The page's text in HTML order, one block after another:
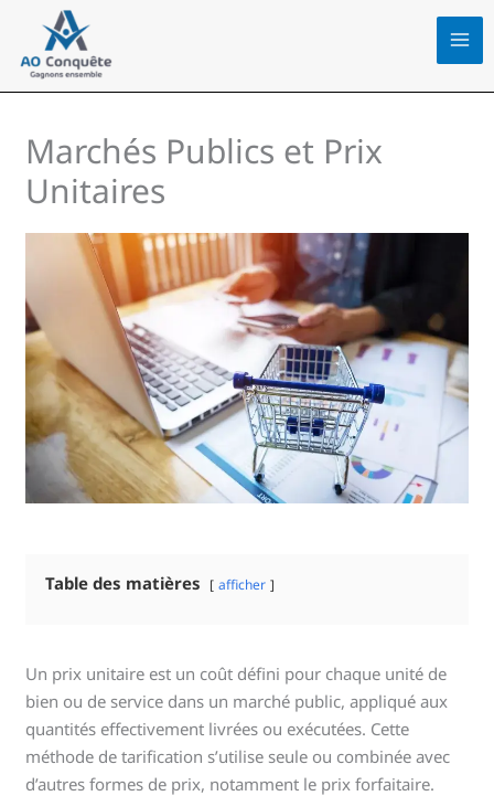
contenu
Marchés Publics et Prix
Unitaires
Table des matières afficher
Un prix unitaire est un coût défini pour chaque unité de
bien ou de service dans un marché public, appliqué aux
quantités effectivement livrées ou exécutées. Cette
méthode de tarification s’utilise seule ou combinée avec
d’autres formes de prix, notamment le prix forfaitaire.